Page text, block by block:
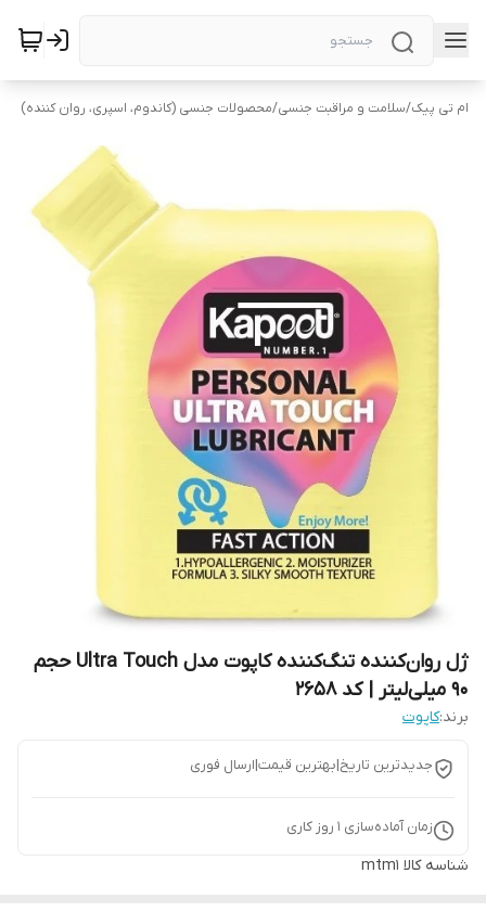
ام تی پیک/سلامت و مراقبت جنسی/محصولات جنسی (کاندوم، اسپری، روان کننده)
ژل روان‌کننده تنگ‌کننده کاپوت مدل Ultra Touch حجم
90 میلی‌لیتر | کد 2658
برند:کاپوت
جدیدترین تاریخ|بهترین قیمت|ارسال فوری
زمان آماده‌سازی 1 روز کاری
شناسه کالا mtm1